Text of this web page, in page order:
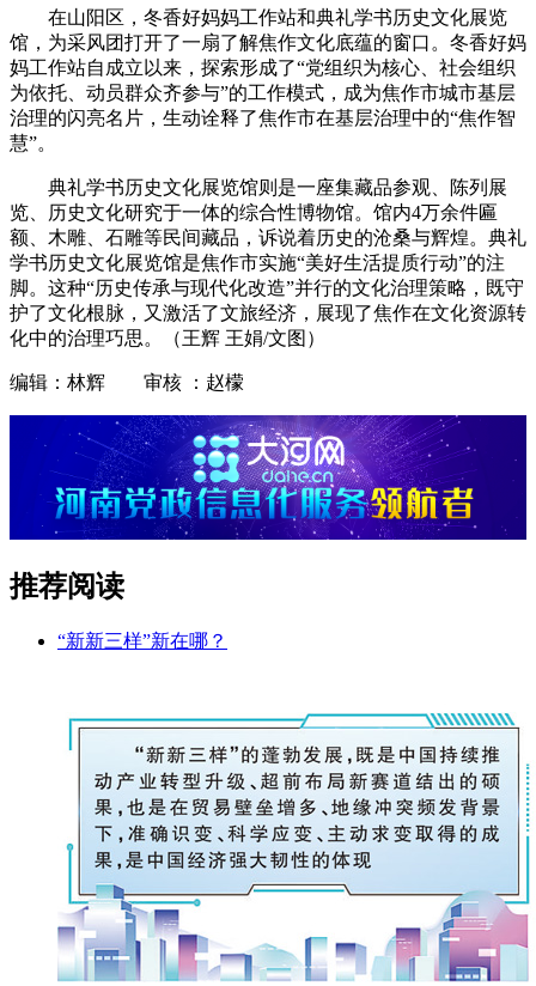
在山阳区，冬香好妈妈工作站和典礼学书历史文化展览
馆，为采风团打开了一扇了解焦作文化底蕴的窗口。冬香好妈
妈工作站自成立以来，探索形成了“党组织为核心、社会组织
为依托、动员群众齐参与”的工作模式，成为焦作市城市基层
治理的闪亮名片，生动诠释了焦作市在基层治理中的“焦作智
慧”。
典礼学书历史文化展览馆则是一座集藏品参观、陈列展
览、历史文化研究于一体的综合性博物馆。馆内4万余件匾
额、木雕、石雕等民间藏品，诉说着历史的沧桑与辉煌。典礼
学书历史文化展览馆是焦作市实施“美好生活提质行动”的注
脚。这种“历史传承与现代化改造”并行的文化治理策略，既守
护了文化根脉，又激活了文旅经济，展现了焦作在文化资源转
化中的治理巧思。（王辉 王娟/文图）
编辑：林辉 审核 ：赵檬
推荐阅读
“新新三样”新在哪？